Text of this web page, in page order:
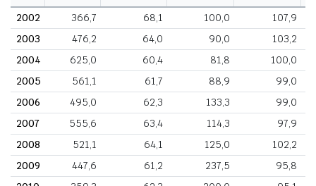
2002
366,7 68,1 100,0
107,9
2003
476,2 64,0 90,0
103,2
2004
625,0 60,4 81,8
100,0
2005
561,1 61,7 88,9
99,0
2006
495,0 62,3 133,3
99,0
2007
555,6 63,4 114,3
97,9
2008
521,1 64,1 125,0
102,2
2009
447,6 61,2 237,5
95,8